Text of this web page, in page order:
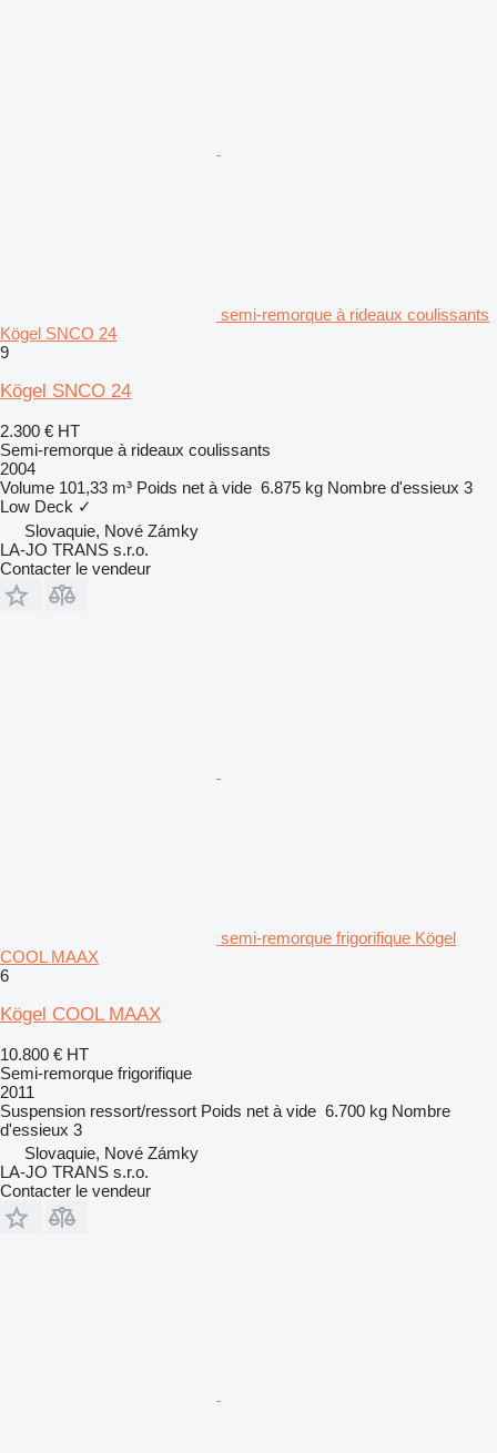
semi-remorque à rideaux coulissants
Kögel SNCO 24
9
Kögel SNCO 24
2.300 € HT
Semi-remorque à rideaux coulissants
2004
Volume 101,33 m³ Poids net à vide 6.875 kg Nombre d'essieux 3
Low Deck ✓
Slovaquie, Nové Zámky
LA-JO TRANS s.r.o.
Contacter le vendeur
semi-remorque frigorifique Kögel
COOL MAAX
6
Kögel COOL MAAX
10.800 € HT
Semi-remorque frigorifique
2011
Suspension ressort/ressort Poids net à vide 6.700 kg Nombre
d'essieux 3
Slovaquie, Nové Zámky
LA-JO TRANS s.r.o.
Contacter le vendeur